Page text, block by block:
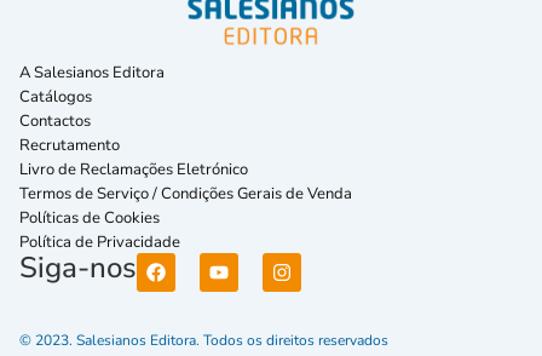
A Salesianos Editora
Catálogos
Contactos
Recrutamento
Livro de Reclamações Eletrónico
Termos de Serviço / Condições Gerais de Venda
Políticas de Cookies
Política de Privacidade
Siga-nos
© 2023. Salesianos Editora. Todos os direitos reservados